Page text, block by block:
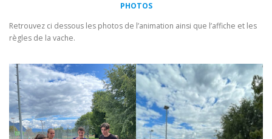
PHOTOS
Retrouvez ci dessous les photos de l’animation ainsi que l’affiche et les
règles de la vache.